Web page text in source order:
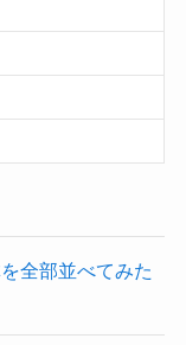
全部並べてみた